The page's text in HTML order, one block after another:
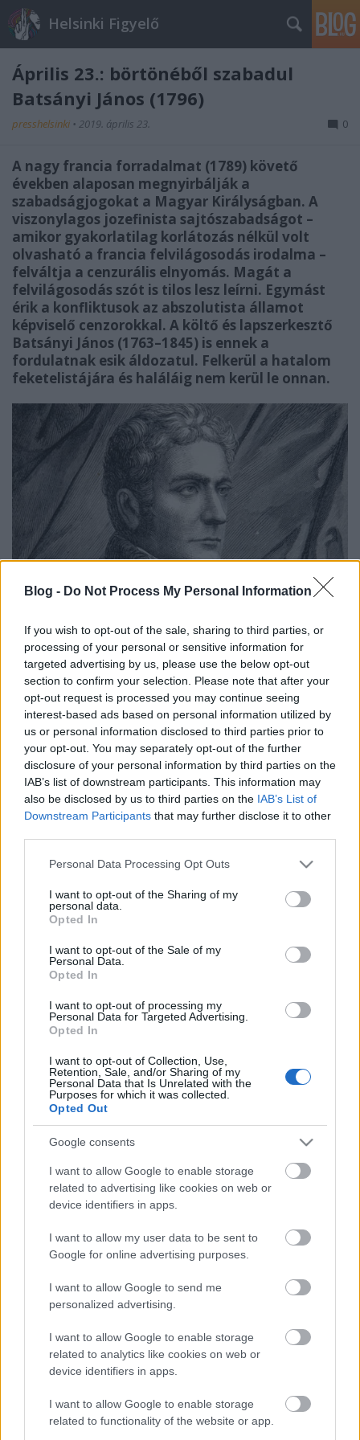
Blog - Do Not Process My Personal Information
If you wish to opt-out of the sale, sharing to third parties, or
processing of your personal or sensitive information for
targeted advertising by us, please use the below opt-out
section to confirm your selection. Please note that after your
opt-out request is processed you may continue seeing
interest-based ads based on personal information utilized by
us or personal information disclosed to third parties prior to
your opt-out. You may separately opt-out of the further
disclosure of your personal information by third parties on the
IAB’s list of downstream participants. This information may
also be disclosed by us to third parties on the IAB’s List of
Downstream Participants that may further disclose it to other
Please note that this website/app uses one or more Google
not limited to your visit or usage behaviour. You may click to
grant or deny consent to Google and its third-party tags to
use your data for below specified purposes in below Google
consent section.
Personal Data Processing Opt Outs
I want to opt-out of the Sharing of my
personal data.
Opted In
I want to opt-out of the Sale of my
Personal Data.
Opted In
I want to opt-out of processing my
Personal Data for Targeted Advertising.
Opted In
I want to opt-out of Collection, Use,
Retention, Sale, and/or Sharing of my
Personal Data that Is Unrelated with the
Purposes for which it was collected.
Opted Out
Google consents
I want to allow Google to enable storage
related to advertising like cookies on web or
device identifiers in apps.
I want to allow my user data to be sent to
Google for online advertising purposes.
I want to allow Google to send me
personalized advertising.
I want to allow Google to enable storage
related to analytics like cookies on web or
device identifiers in apps.
I want to allow Google to enable storage
related to functionality of the website or app.
Helsinki Figyelő
Április 23.: börtönéből szabadul
Batsányi János (1796)
presshelsinki • 2019. április 23. 0
A nagy francia forradalmat (1789) követő
években alaposan megnyirbálják a
szabadságjogokat a Magyar Királyságban. A
viszonylagos jozefinista sajtószabadságot –
amikor gyakorlatilag korlátozás nélkül volt
olvasható a francia felvilágosodás irodalma –
felváltja a cenzurális elnyomás. Magát a
felvilágosodás szót is tilos lesz leírni. Egymást
érik a konfliktusok az abszolutista államot
képviselő cenzorokkal. A költő és lapszerkesztő
Batsányi János (1763–1845) is ennek a
fordulatnak esik áldozatul. Felkerül a hatalom
feketelistájára és haláláig nem kerül le onnan.
A nem nemesi értelmiségi, honorácior Batsányi az
első komolyan vehető hazai irodalmi folyóirat, a
Kassán megjelenőMagyar Museum szerkesztője az új
törvényeknek megfelelően1791 szeptemberében
benyújtjaa megjelenés előtt álló új lapszámot a
központi cenzori hivatal „kirendeltségének”. A cenzor
még abba is beleköt, hogy a kézirat olvashatatlan,
ezért az egyébként állami alkalmazásban álló,
„kancellista” szerkesztőnek újra kell írnia azt. Heves
természetű hősünk mindezt nem hagyja szó nélkül.
Ezzel azonban magára vonja cenzorai
változásokrac. vers megjelentetését, 1792-ben
utólag (!) betiltják az ezt közlő lapszámmal együtt.
Batsányi fellebbezésében már természetjogi, emberi
jogi érveket is használ, hogy a betiltást és az
az állam önkényébe, és minden lehetséges
jogorvoslati lehetőséggel megpróbálkozik. Csakhogy
természetű hadakozását a hatalom provokációként
értékelte. Az ország akkorra már végképpen
Batsányi hiába kapálózott, lapját végleg betiltották,
őt pedig állásából kirúgták, megbízhatatlannak
minősítették. Igazi kálváriája itt kezdődött. Börtön,
száműzetés, újabb börtön, internálás,
rendőrhatósági felügyelet, lakhely-elhagyási tilalom
sújtották egymást váltva egészen hosszú élete
végéig.
Mint megbélyegzett személyt 1794. szeptember 10-
én veszik őrizetbe. A jakobinus lázadásban való
részvétellel gyanúsítják. S noha nem sikerül
rábizonyítani a vádat, az eljárásban tanúsított
karakán kiállása annyira felbőszíti bíráit, hogy
szövetkezett a törvényes hatalom megdöntésére, a
feljelentést mégiscsak elmulasztotta. A nagy magyar
író és szabadságharcos ma 223 éve szabadult első
#emberijogikalendarium#emberijogok2019